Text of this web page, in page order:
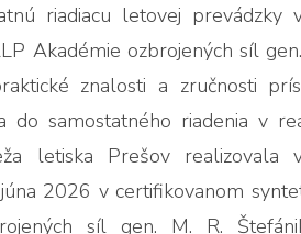
riadiacu letovej prevádzky
Akadémie ozbrojených síl
znalosti a zručnosti
samostatného riadenia v
letiska Prešov realizovala
2026 v certifikovanom
síl gen. M. R.